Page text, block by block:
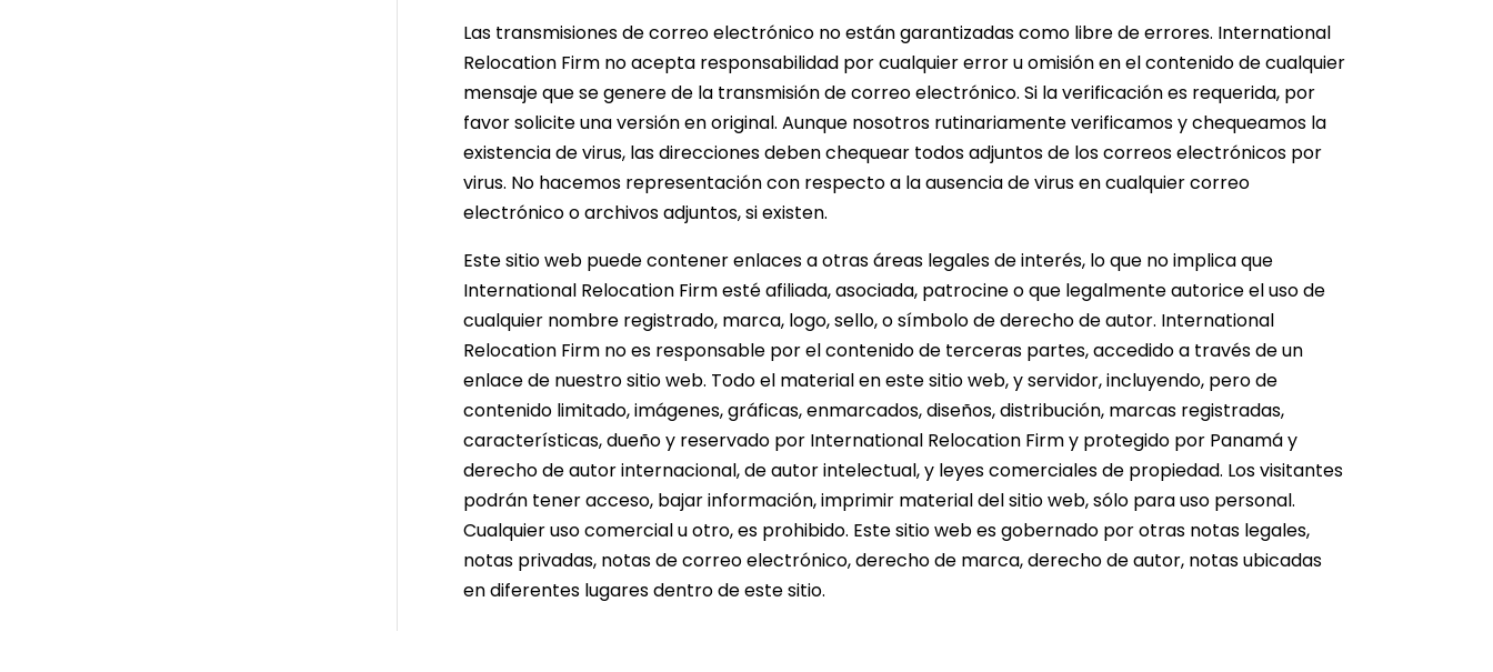
Las transmisiones de correo electrónico no están garantizadas como libre de errores. International
Relocation Firm no acepta responsabilidad por cualquier error u omisión en el contenido de cualquier
mensaje que se genere de la transmisión de correo electrónico. Si la verificación es requerida, por
favor solicite una versión en original. Aunque nosotros rutinariamente verificamos y chequeamos la
existencia de virus, las direcciones deben chequear todos adjuntos de los correos electrónicos por
virus. No hacemos representación con respecto a la ausencia de virus en cualquier correo
electrónico o archivos adjuntos, si existen.
Este sitio web puede contener enlaces a otras áreas legales de interés, lo que no implica que
International Relocation Firm esté afiliada, asociada, patrocine o que legalmente autorice el uso de
cualquier nombre registrado, marca, logo, sello, o símbolo de derecho de autor. International
Relocation Firm no es responsable por el contenido de terceras partes, accedido a través de un
enlace de nuestro sitio web. Todo el material en este sitio web, y servidor, incluyendo, pero de
contenido limitado, imágenes, gráficas, enmarcados, diseños, distribución, marcas registradas,
características, dueño y reservado por International Relocation Firm y protegido por Panamá y
derecho de autor internacional, de autor intelectual, y leyes comerciales de propiedad. Los visitantes
podrán tener acceso, bajar información, imprimir material del sitio web, sólo para uso personal.
Cualquier uso comercial u otro, es prohibido. Este sitio web es gobernado por otras notas legales,
notas privadas, notas de correo electrónico, derecho de marca, derecho de autor, notas ubicadas
en diferentes lugares dentro de este sitio.